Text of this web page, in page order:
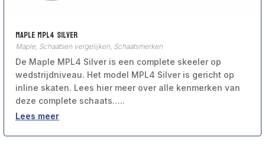
Maple MPL4 Silver
Maple, Schaatsen vergelijken Schaatsmerken
De Maple MPL4 Silver is een complete skeeler op
wedstrijdniveau. Het model MPL4 Silver is gericht op
inline skaten. Lees hier meer over alle kenmerken van
deze complete schaats…..
Lees meer